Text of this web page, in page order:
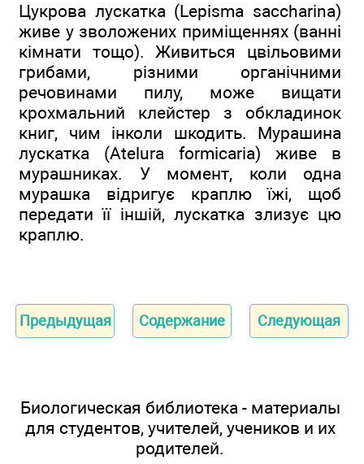
Цукрова лускатка (Lepisma saccharina)
живе у зволожених приміщеннях (ванні
кімнати тощо). Живиться цвільовими
грибами, різними органічними
речовинами пилу, може вищати
крохмальний клейстер з обкладинок
книг, чим інколи шкодить. Мурашина
лускатка (Atelura formicaria) живе в
мурашниках. У момент, коли одна
мурашка відригує краплю їжі, щоб
передати її іншій, лускатка злизує цю
краплю.
Предыдущая Содержание Следующая
Биологическая библиотека - материалы
для студентов, учителей, учеников и их
родителей.